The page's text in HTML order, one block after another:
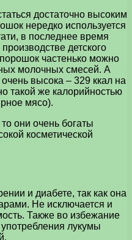
достаточно высоким
нередко используется
в последнее время
детского
частенько можно
молочных смесей. А
высока – 329 ккал на
такой же калорийностью
мясо).
они очень богаты
косметической
и диабете, так как она
Не исключается и
Также во избежание
лукумы